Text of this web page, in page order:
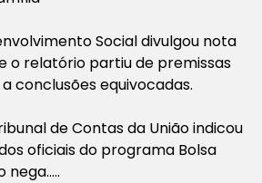
Social divulgou nota
o relatório partiu de premissas
conclusões equivocadas.
de Contas da União indicou
oficiais do programa Bolsa
nega…..